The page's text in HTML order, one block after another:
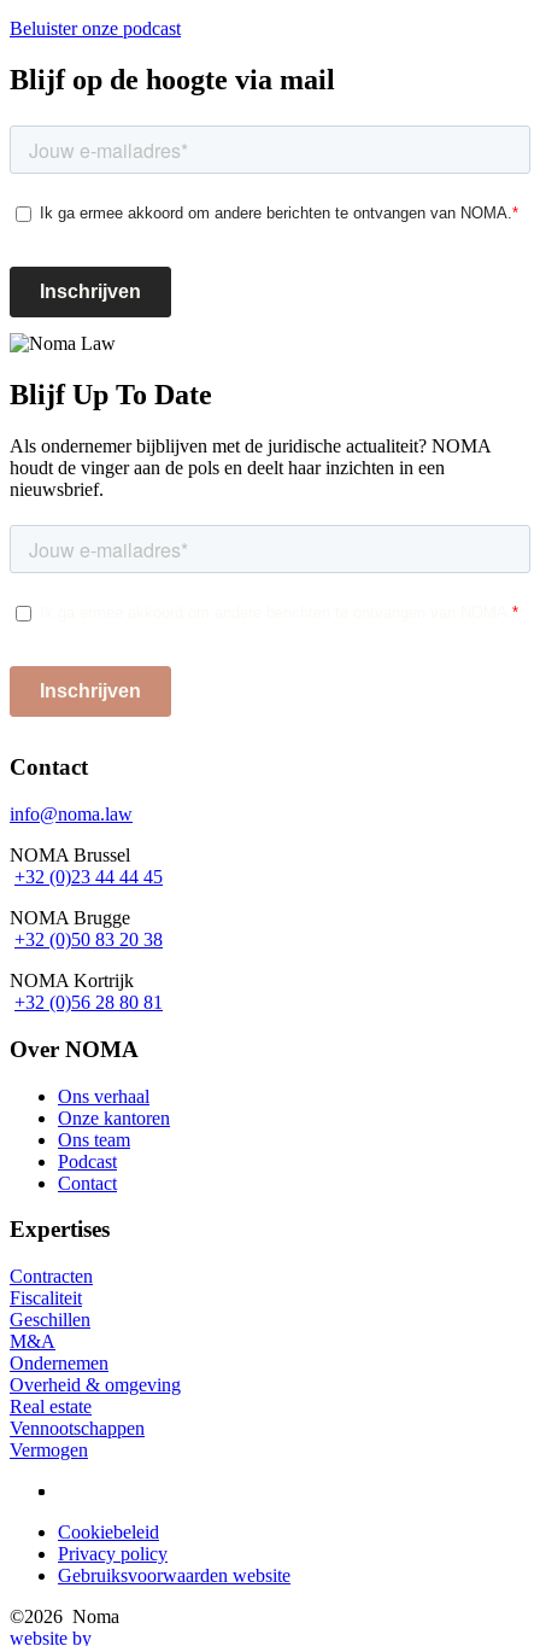
Beluister onze podcast
Blijf op de hoogte via mail
Blijf Up To Date
Als ondernemer bijblijven met de juridische actualiteit? NOMA
houdt de vinger aan de pols en deelt haar inzichten in een
nieuwsbrief.
Contact
info@noma.law
NOMA Brussel
+32 (0)23 44 44 45
NOMA Brugge
+32 (0)50 83 20 38
NOMA Kortrijk
+32 (0)56 28 80 81
Over NOMA
Footer
Ons verhaal
Onze kantoren
Ons team
Podcast
Contact
Expertises
Contracten
Fiscaliteit
Geschillen
M&A
Ondernemen
Overheid & omgeving
Real estate
Vennootschappen
Vermogen
Privacy
menu
Cookiebeleid
Privacy policy
Gebruiksvoorwaarden website
©2026 Noma
website by